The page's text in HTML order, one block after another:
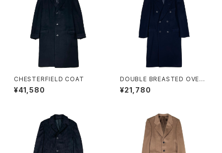
CHESTERFIELD COAT
¥41,580
DOUBLE BREASTED OVER
COAT
¥21,780